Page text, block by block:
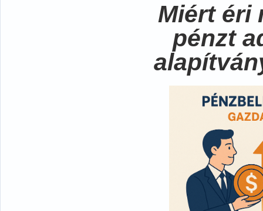
Miért éri
pénzt